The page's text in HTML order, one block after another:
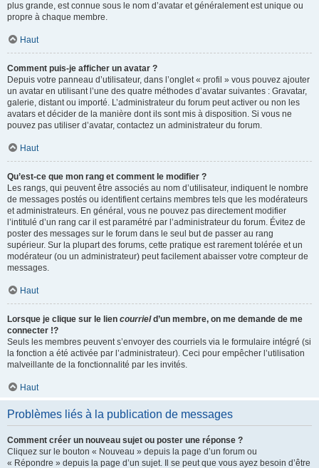
plus grande, est connue sous le nom d’avatar et généralement est unique ou
propre à chaque membre.
Haut
Comment puis-je afficher un avatar ?
Depuis votre panneau d’utilisateur, dans l’onglet « profil » vous pouvez ajouter
un avatar en utilisant l’une des quatre méthodes d’avatar suivantes : Gravatar,
galerie, distant ou importé. L’administrateur du forum peut activer ou non les
avatars et décider de la manière dont ils sont mis à disposition. Si vous ne
pouvez pas utiliser d’avatar, contactez un administrateur du forum.
Haut
Qu’est-ce que mon rang et comment le modifier ?
Les rangs, qui peuvent être associés au nom d’utilisateur, indiquent le nombre
de messages postés ou identifient certains membres tels que les modérateurs
et administrateurs. En général, vous ne pouvez pas directement modifier
l’intitulé d’un rang car il est paramétré par l’administrateur du forum. Évitez de
poster des messages sur le forum dans le seul but de passer au rang
supérieur. Sur la plupart des forums, cette pratique est rarement tolérée et un
modérateur (ou un administrateur) peut facilement abaisser votre compteur de
messages.
Haut
Lorsque je clique sur le lien courrield’un membre, on me demande de me
connecter !?
Seuls les membres peuvent s’envoyer des courriels via le formulaire intégré (si
la fonction a été activée par l’administrateur). Ceci pour empêcher l’utilisation
malveillante de la fonctionnalité par les invités.
Haut
Problèmes liés à la publication de messages
Comment créer un nouveau sujet ou poster une réponse ?
Cliquez sur le bouton « Nouveau » depuis la page d’un forum ou
« Répondre » depuis la page d’un sujet. Il se peut que vous ayez besoin d’être